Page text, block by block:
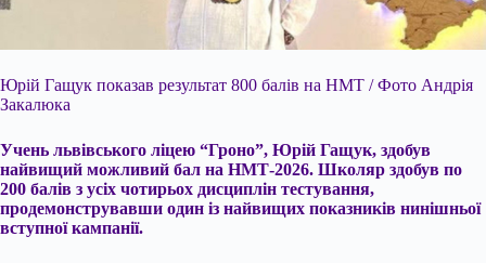
Юрій Гащук показав результат 800 балів на НМТ / Фото Андрія
Закалюка
Учень львівського ліцею “Гроно”, Юрій Гащук, здобув
найвищий можливий бал на НМТ-2026. Школяр здобув по
200 балів з усіх чотирьох дисциплін тестування,
продемонструвавши один із найвищих показників нинішньої
вступної кампанії.